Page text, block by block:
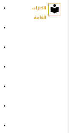
local_library
الخبرات
العامة